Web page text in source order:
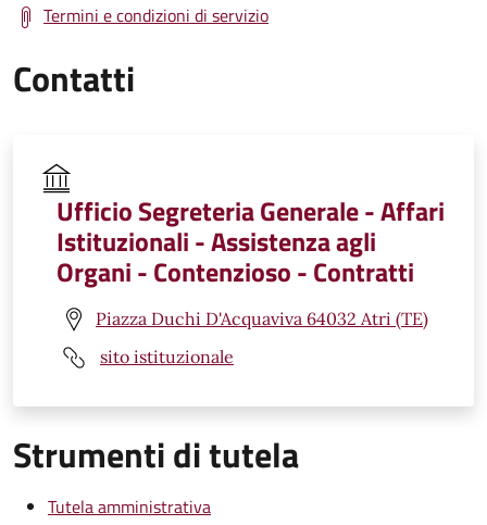
Termini e condizioni di servizio
Contatti
Ufficio Segreteria Generale - Affari
Istituzionali - Assistenza agli
Organi - Contenzioso - Contratti
Piazza Duchi D'Acquaviva 64032 Atri (TE)
sito istituzionale
Strumenti di tutela
Tutela amministrativa